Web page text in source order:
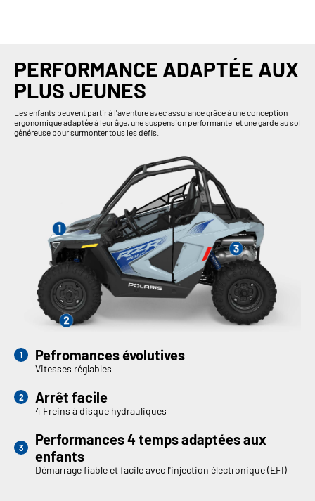
PERFORMANCE ADAPTÉE AUX
PLUS JEUNES
Les enfants peuvent partir à l'aventure avec assurance grâce à une conception
ergonomique adaptée à leur âge, une suspension performante, et une garde au sol
généreuse pour surmonter tous les défis.
Pefromances évolutives
Vitesses réglables
Arrêt facile
4 Freins à disque hydrauliques
Performances 4 temps adaptées aux
enfants
Démarrage fiable et facile avec l'injection électronique (EFI)